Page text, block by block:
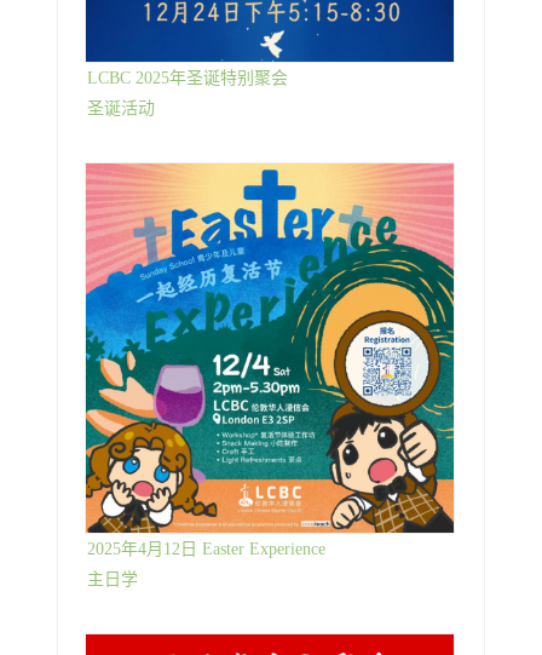
LCBC 2025年圣诞特别聚会
圣诞活动
2025年4月12日 Easter Experience
主日学